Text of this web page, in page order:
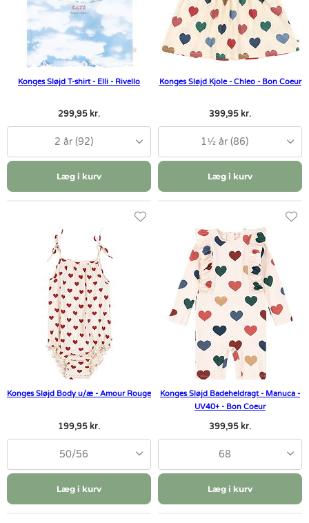
Konges Sløjd T-shirt - Elli - Rivello
299,95 kr.
2 år (92)
Læg i kurv
Konges Sløjd Kjole - Chleo - Bon Coeur
399,95 kr.
1½ år (86)
Læg i kurv
Konges Sløjd Body u/æ - Amour Rouge
199,95 kr.
50/56
Læg i kurv
Konges Sløjd Badeheldragt - Manuca -
UV40+ - Bon Coeur
399,95 kr.
68
Læg i kurv